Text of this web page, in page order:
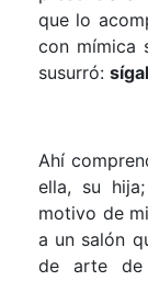
que lo
con mímica
susurró:
Ahí
ella, su
motivo de
a un salón
de arte de